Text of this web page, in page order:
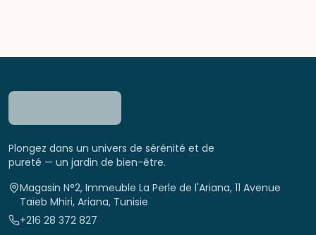
Plongez dans un univers de sérénité et de
pureté — un jardin de bien-être.
Magasin N°2, Immeuble La Perle de l'Ariana, 11 Avenue
Taïeb Mhiri, Ariana, Tunisie
+216 28 372 827